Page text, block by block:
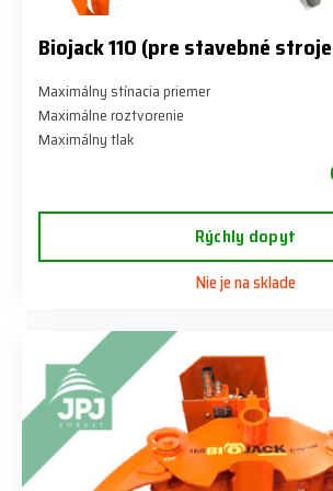
Biojack 110 (pre stavebné
Maximálny stínacia priemer
Maximálne roztvorenie
Maximálny tlak
Rýchly dopyt
Nie je na sklade